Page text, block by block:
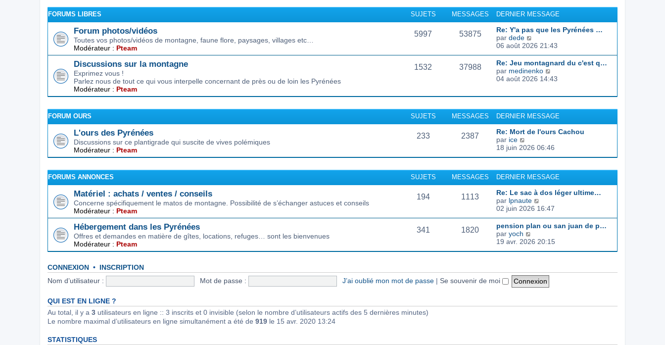
s
a
e
r
e
s
e
l
e
d
e
n
i
e
r
m
a
g
e
l
t
e
r
e
d
e
r
n
e
m
e
s
s
g
e
FORUMS LIBRES SUJETS MESSAGES DERNIER MESSAGE
Forum photos/vidéos
Toutes vos photos/vidéos de montagne, faune flore, paysages, villages etc…
Modérateur : Pteam
5997 53875
Re: Y'a pas que les Pyrénées …
par dede
o
s
u
l
l
e
d
e
n
i
r
m
e
s
s
a
g
e
06 août 2026 21:43
Discussions sur la montagne
Exprimez vous !
Parlez nous de tout ce qui vous interpelle concernant de près ou de loin les Pyrénées
Modérateur : Pteam
1532 37988
Re: Jeu montagnard du c'est q…
par medinenko
o
l
t
e
r
e
d
r
n
e
r
m
e
s
a
g
04 août 2026 14:43
FORUM OURS SUJETS MESSAGES DERNIER MESSAGE
L'ours des Pyrénées
Discussions sur ce plantigrade qui suscite de vives polémiques
Modérateur : Pteam
233 2387
Re: Mort de l'ours Cachou
par ice
o
u
t
e
r
l
e
d
e
r
n
r
m
e
s
18 juin 2026 06:46
FORUMS ANNONCES SUJETS MESSAGES DERNIER MESSAGE
Matériel : achats / ventes / conseils
Concerne spécifiquement le matos de montagne. Possibilité de s’échanger astuces et conseils
Modérateur : Pteam
194 1113
Re: Le sac à dos léger ultime…
par lpnaute
o
s
l
l
e
d
02 juin 2026 16:47
Hébergement dans les Pyrénées
Offres et demandes en matière de gîtes, locations, refuges… sont les bienvenues
Modérateur : Pteam
341 1820
pension plan ou san juan de p…
par yoch
o
l
t
e
l
19 avr. 2026 20:15
CONNEXION • INSCRIPTION
Nom d’utilisateur : Mot de passe : J’ai oublié mon mot de passe | Se souvenir de moi
QUI EST EN LIGNE ?
Au total, il y a 3 utilisateurs en ligne :: 3 inscrits et 0 invisible (selon le nombre d’utilisateurs actifs des 5 dernières minutes)
Le nombre maximal d’utilisateurs en ligne simultanément a été de 919 le 15 avr. 2020 13:24
STATISTIQUES